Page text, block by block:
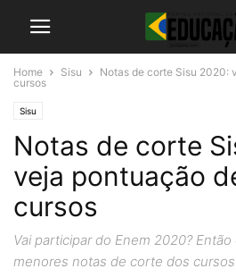
Home Sisu
Notas de corte Sisu 2020:
cursos
Sisu
Notas de corte
veja pontuação
cursos
Vai participar do Enem 2020?
menores notas de corte dos cursos